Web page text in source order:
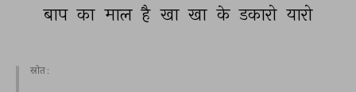
बाप का माल है खा खा के डकारो यारो
स्रोत :